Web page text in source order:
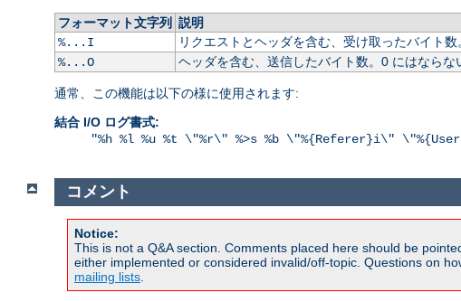
フォーマット文字列
説明
%...I
リクエストとヘッダを含む、受け取ったバイト数
%...O
ヘッダを含む、送信したバイト数。0 にはならな
通常、この機能は以下の様に使用されます:
結合 I/O ログ書式:
"%h %l %u %t \"%r\" %>s %b \"%{Referer}i\"
コメント
Notice:
This is not a Q&A section. Comments placed here should be
either implemented or considered invalid/off-topic. Questions on
mailing lists